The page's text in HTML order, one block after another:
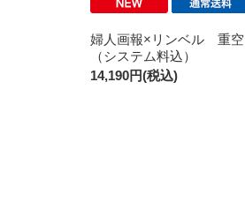
婦人画報×リンベル 重空
（システム料込）
14,190円(税込)